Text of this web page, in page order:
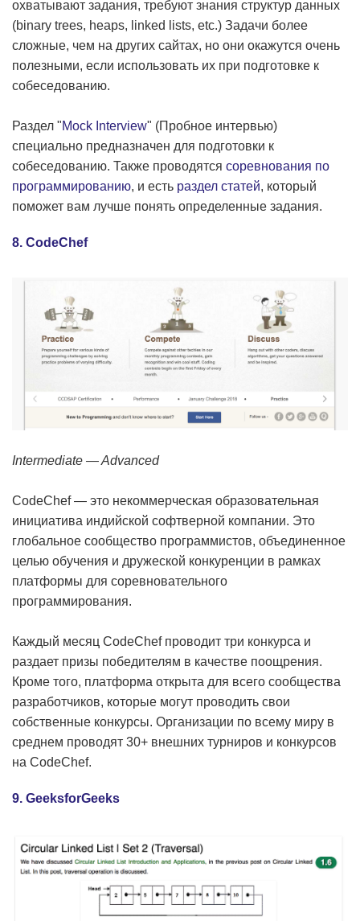
охватывают задания, требуют знания структур данных
(binary trees, heaps, linked lists, etc.) Задачи более
сложные, чем на других сайтах, но они окажутся очень
полезными, если использовать их при подготовке к
собеседованию.
Раздел "Mock Interview" (Пробное интервью)
специально предназначен для подготовки к
собеседованию. Также проводятся соревнования по
программированию, и есть раздел статей, который
поможет вам лучше понять определенные задания.
8. CodeChef
Intermediate — Advanced
CodeChef — это некоммерческая образовательная
инициатива индийской софтверной компании. Это
глобальное сообщество программистов, объединенное
целью обучения и дружеской конкуренции в рамках
платформы для соревновательного
программирования.
Каждый месяц CodeChef проводит три конкурса и
раздает призы победителям в качестве поощрения.
Кроме того, платформа открыта для всего сообщества
разработчиков, которые могут проводить свои
собственные конкурсы. Организации по всему миру в
среднем проводят 30+ внешних турниров и конкурсов
на CodeChef.
9. GeeksforGeeks